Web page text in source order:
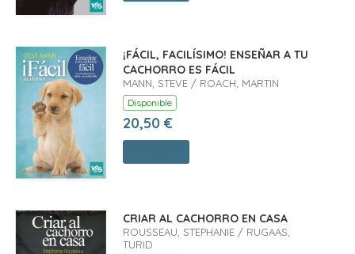
¡FÁCIL, FACILÍSIMO! ENSEÑAR A TU
CACHORRO ES FÁCIL
MANN, STEVE / ROACH, MARTIN
Disponible
20,50 €
CRIAR AL CACHORRO EN CASA
ROUSSEAU, STEPHANIE / RUGAAS,
TURID